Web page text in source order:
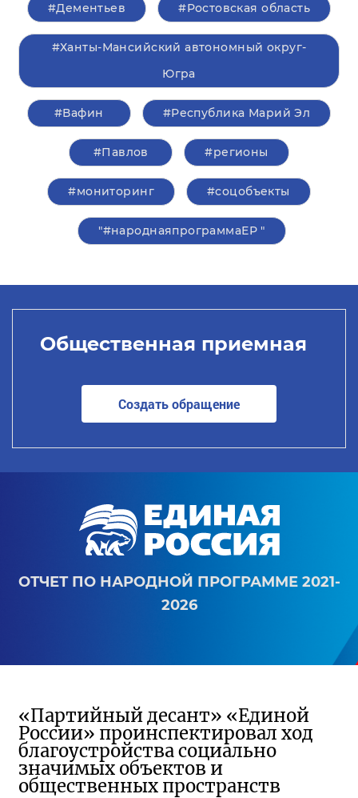
#Дементьев #Ростовская область
#Ханты-Мансийский автономный округ-
Югра
#Вафин #Республика Марий Эл
#Павлов #регионы
#мониторинг #соцобъекты
"#народнаяпрограммаЕР "
Общественная приемная
Создать обращение
ОТЧЕТ ПО НАРОДНОЙ ПРОГРАММЕ 2021-
2026
«Партийный десант» «Единой
России» проинспектировал ход
благоустройства социально
значимых объектов и
общественных пространств